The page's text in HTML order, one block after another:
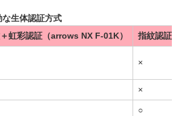
生体認証方式
虹彩認証（arrows NX F-01K） 指紋認証の
×
×
○